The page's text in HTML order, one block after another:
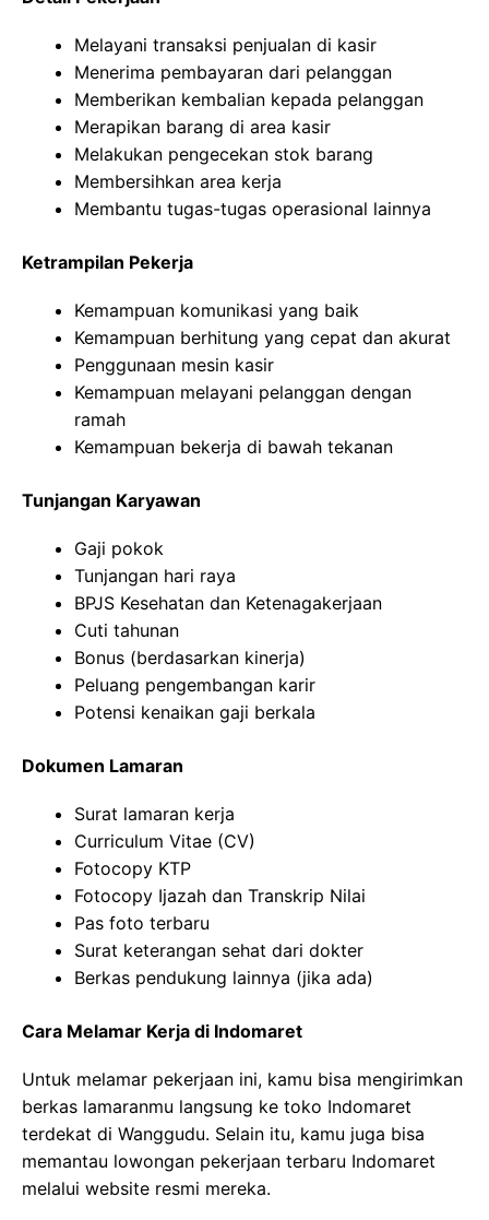
Melayani transaksi penjualan di kasir
Menerima pembayaran dari pelanggan
Memberikan kembalian kepada pelanggan
Merapikan barang di area kasir
Melakukan pengecekan stok barang
Membersihkan area kerja
Membantu tugas-tugas operasional lainnya
Ketrampilan Pekerja
Kemampuan komunikasi yang baik
Kemampuan berhitung yang cepat dan akurat
Penggunaan mesin kasir
Kemampuan melayani pelanggan dengan
ramah
Kemampuan bekerja di bawah tekanan
Tunjangan Karyawan
Gaji pokok
Tunjangan hari raya
BPJS Kesehatan dan Ketenagakerjaan
Cuti tahunan
Bonus (berdasarkan kinerja)
Peluang pengembangan karir
Potensi kenaikan gaji berkala
Dokumen Lamaran
Surat lamaran kerja
Curriculum Vitae (CV)
Fotocopy KTP
Fotocopy Ijazah dan Transkrip Nilai
Pas foto terbaru
Surat keterangan sehat dari dokter
Berkas pendukung lainnya (jika ada)
Cara Melamar Kerja di Indomaret
Untuk melamar pekerjaan ini, kamu bisa mengirimkan
berkas lamaranmu langsung ke toko Indomaret
terdekat di Wanggudu. Selain itu, kamu juga bisa
memantau lowongan pekerjaan terbaru Indomaret
melalui website resmi mereka.